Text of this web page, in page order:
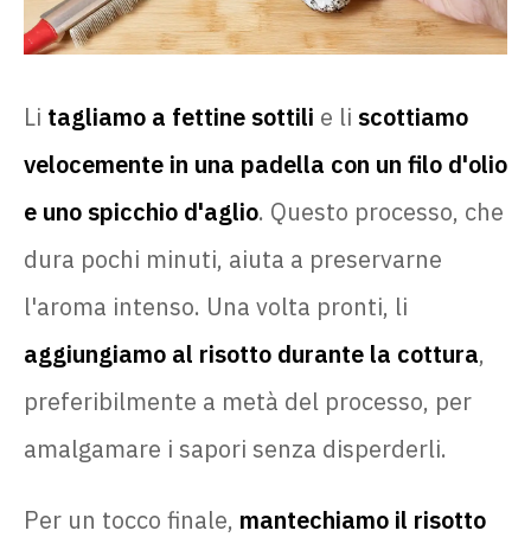
Li tagliamo a fettine sottili e li scottiamo
velocemente in una padella con un filo d'olio
e uno spicchio d'aglio. Questo processo, che
dura pochi minuti, aiuta a preservarne
l'aroma intenso. Una volta pronti, li
aggiungiamo al risotto durante la cottura,
preferibilmente a metà del processo, per
amalgamare i sapori senza disperderli.
Per un tocco finale, mantechiamo il risotto